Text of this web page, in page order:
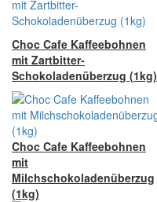
Choc Cafe Kaffeebohnen
mit Zartbitter-
Schokoladenüberzug (1kg)
Choc Cafe Kaffeebohnen
mit
Milchschokoladenüberzug
(1kg)